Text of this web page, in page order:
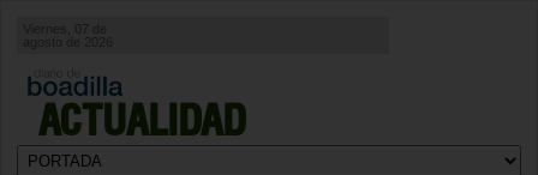
ACTUALIDAD
agosto de 2026